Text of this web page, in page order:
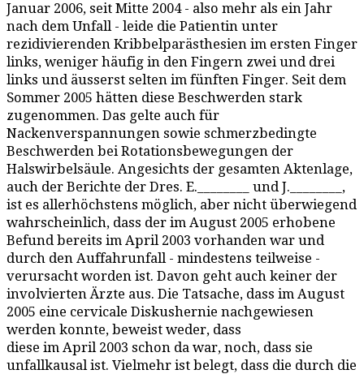
Januar 2006, seit Mitte 2004 - also mehr als ein Jahr
nach dem Unfall - leide die Patientin unter
rezidivierenden Kribbelparästhesien im ersten Finger
links, weniger häufig in den Fingern zwei und drei
links und äusserst selten im fünften Finger. Seit dem
Sommer 2005 hätten diese Beschwerden stark
zugenommen. Das gelte auch für
Nackenverspannungen sowie schmerzbedingte
Beschwerden bei Rotationsbewegungen der
Halswirbelsäule. Angesichts der gesamten Aktenlage,
auch der Berichte der Dres. E.________ und J.________,
ist es allerhöchstens möglich, aber nicht überwiegend
wahrscheinlich, dass der im August 2005 erhobene
Befund bereits im April 2003 vorhanden war und
durch den Auffahrunfall - mindestens teilweise -
verursacht worden ist. Davon geht auch keiner der
involvierten Ärzte aus. Die Tatsache, dass im August
2005 eine cervicale Diskushernie nachgewiesen
werden konnte, beweist weder, dass
diese im April 2003 schon da war, noch, dass sie
unfallkausal ist. Vielmehr ist belegt, dass die durch die